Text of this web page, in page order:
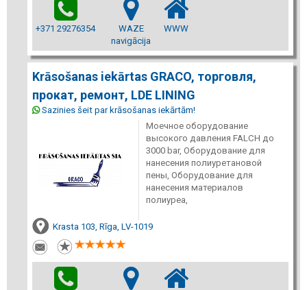
+371 29276354
WAZE
navigācija
WWW
Krāsošanas iekārtas GRACO, торговля,
прокат, ремонт, LDE LINING
Sazinies šeit par krāsošanas iekārtām!
Моечное оборудование
высокого давления FALCH до
3000 bar, Оборудование для
нанесения полиуретановой
пены, Оборудование для
нанесения материалов
полиуреа,
Krasta 103, Rīga, LV-1019